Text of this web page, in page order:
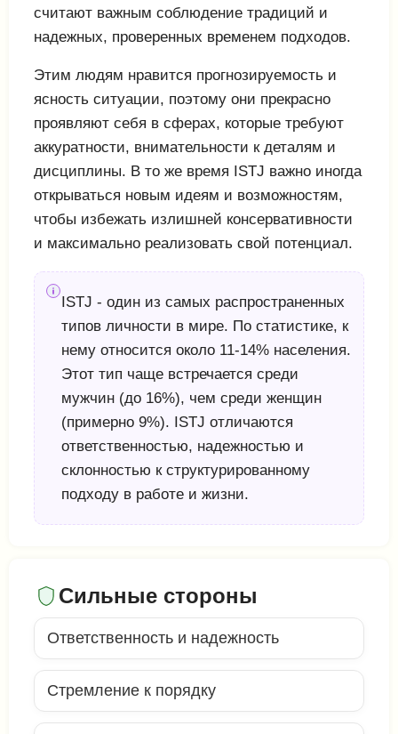
считают важным соблюдение традиций и
надежных, проверенных временем подходов.
Этим людям нравится прогнозируемость и
ясность ситуации, поэтому они прекрасно
проявляют себя в сферах, которые требуют
аккуратности, внимательности к деталям и
дисциплины. В то же время ISTJ важно иногда
открываться новым идеям и возможностям,
чтобы избежать излишней консервативности
и максимально реализовать свой потенциал.
ISTJ - один из самых распространенных
типов личности в мире. По статистике, к
нему относится около 11-14% населения.
Этот тип чаще встречается среди
мужчин (до 16%), чем среди женщин
(примерно 9%). ISTJ отличаются
ответственностью, надежностью и
склонностью к структурированному
подходу в работе и жизни.
Сильные стороны
Ответственность и надежность
Стремление к порядку